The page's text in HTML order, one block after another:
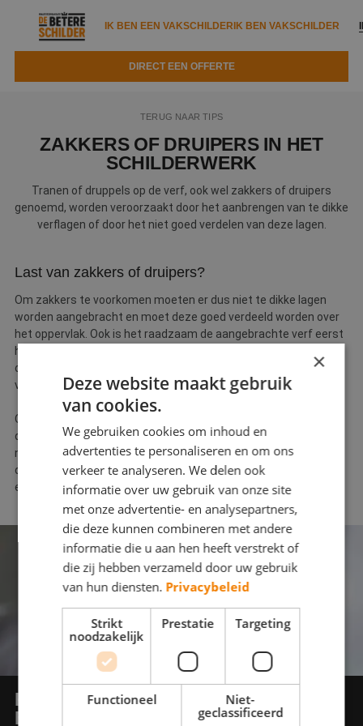
IK BEN EEN VAKSCHILDERIK BEN VAKSCHILDER
DIRECT EEN OFFERTE
Kennisbank
Partners
Infopakket
Verfspuitbedrijf?
Zoeken naar een schilder
Tips
Service
Waarom de betere schilder?
Nieuws & blog
Vacatures
Veelgestelde vragen
Contact
Magazines
TERUG NAAR TIPS
ZAKKERS OF DRUIPERS IN HET
SCHILDERWERK
Tranen of druppels op de verf, ook wel zakkers of druipers
genoemd, worden veroorzaakt door het aanbrengen van te dikke
verflagen of door het niet goed verdelen van deze lagen.
Last van zakkers of druipers?
Om zakkers te voorkomen moeten er dus niet te dikke lagen
worden aangebracht en moet deze goed verdeeld worden over
het oppervlak. Ook is het raadzaam de aangebrachte verf eerst
horizontaal uit te strijken en vervolgens verticaal, half
overlappend uit te strijken. Hierdoor ontstaat een mooie
vloeiing. Ook is het belangrijk de streken verf goed door te halen.
Om zakkers en druipers weg te werken kunt u deze na volledige
droging afsteken en/of wegschuren. Vervolgens moet er een
nieuw verfsysteem aangebracht worden. Voorkom zakkers en
druipers en vraag omhulp bij uw schilderwerkaan van een
erkend Betere Schilder.
KAN UW SCHILDERWERKWEL
EEN
OPKNAPBEURTGEBRUIKEN?
×
Deze website maakt gebruik
van cookies.
We gebruiken cookies om inhoud en
advertenties te personaliseren en om ons
verkeer te analyseren. We delen ook
informatie over uw gebruik van onze site
met onze advertentie- en analysepartners,
die deze kunnen combineren met andere
informatie die u aan hen heeft verstrekt of
die zij hebben verzameld door uw gebruik
van hun diensten. Privacybeleid
Strikt
noodzakelijk
Prestatie Targeting
Functioneel
Niet-
geclassificeerd